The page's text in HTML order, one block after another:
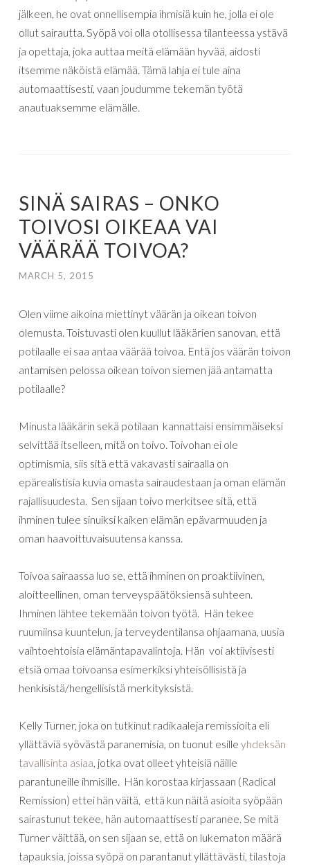
jälkeen, he ovat onnellisempia ihmisiä kuin he, jolla ei ole
ollut sairautta. Syöpä voi olla otollisessa tilanteessa ystävä
ja opettaja, joka auttaa meitä elämään hyvää, aidosti
itsemme näköistä elämää. Tämä lahja ei tule aina
automaattisesti, vaan joudumme tekemän työtä
anautuaksemme elämälle.
SINÄ SAIRAS – ONKO
TOIVOSI OIKEAA VAI
VÄÄRÄÄ TOIVOA?
MARCH 5, 2015
Olen viime aikoina miettinyt väärän ja oikean toivon
olemusta. Toistuvasti olen kuullut lääkärien sanovan, että
potilaalle ei saa antaa väärää toivoa. Entä jos väärän toivon
antamisen pelossa oikean toivon siemen jää antamatta
potilaalle?
Minusta lääkärin sekä potilaan kannattaisi ensimmäiseksi
selvittää itselleen, mitä on toivo. Toivohan ei ole
optimismia, siis sitä että vakavasti sairaalla on
epärealistisia kuvia omasta sairaudestaan ja oman elämän
rajallisuudesta. Sen sijaan toivo merkitsee sitä, että
ihminen tulee sinuiksi kaiken elämän epävarmuuden ja
oman haavoittuvaisuutensa kanssa.
Toivoa sairaassa luo se, että ihminen on proaktiivinen,
aloitteellinen, oman terveyspäätöksiensä suhteen.
Ihminen lähtee tekemään toivon työtä. Hän tekee
ruumiinsa kuuntelun, ja terveydentilansa ohjaamana, uusia
vaihtoehtoisia elämäntapavalintoja. Hän voi aktiivisesti
etsiä omaa toivoansa esimerkiksi yhteisöllisistä ja
henkisistä/hengellisistä merkityksistä.
Kelly Turner, joka on tutkinut radikaaleja remissioita eli
yllättäviä syövästä paranemisia, on tuonut esille yhdeksän
tavallisinta asiaa , jotka ovat olleet yhteisiä näille
parantuneille ihmisille. Hän korostaa kirjassaan (Radical
Remission) ettei hän väitä, että kun näitä asioita syöpään
sairastunut tekee, hän automaattisesti paranee. Se mitä
Turner väittää, on sen sijaan se, että on lukematon määrä
tapauksia, joissa syöpä on parantanut yllättävästi, tilastoja